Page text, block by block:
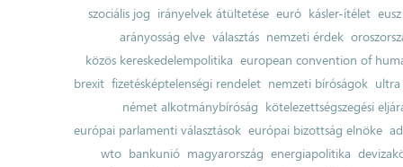
szociális jog irányelvek átültetése euró kásler-ítélet
arányosság elve választás nemzeti érdek
közös kereskedelempolitika european convention of
brexit fizetésképtelenségi rendelet nemzeti bíróságok ultra
német alkotmánybíróság kötelezettségszegési
európai parlamenti választások európai bizottság elnöke
wto bankunió magyarország energiapolitika